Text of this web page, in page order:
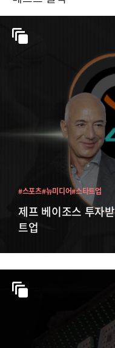
제프 베이조스 투자
트업
#스포츠#뉴미디어#스타트업